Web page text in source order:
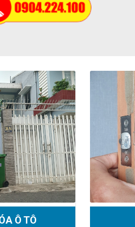
Ô TÔ